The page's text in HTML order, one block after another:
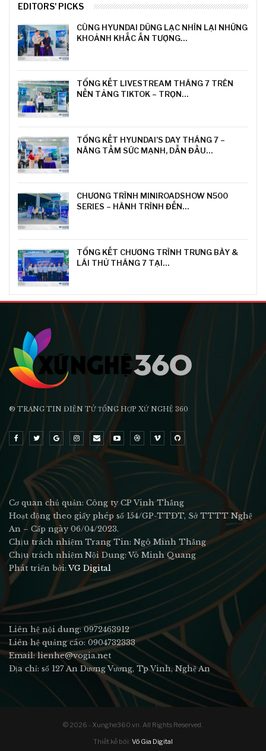
EDITORS' PICKS
CÙNG HYUNDAI DŨNG LẠC NHÌN LẠI NHỮNG
KHOẢNH KHẮC ẤN TƯỢNG…
TỔNG KẾT LIVESTREAM THÁNG 7 TRÊN
NỀN TẢNG TIKTOK – TRỌN…
TỔNG KẾT HYUNDAI’S DAY THÁNG 7 –
NÂNG TẦM SỨC MẠNH, DẪN ĐẦU…
CHƯƠNG TRÌNH MINIROADSHOW N500
SERIES – HÀNH TRÌNH ĐẾN…
TỔNG KẾT CHƯƠNG TRÌNH TRƯNG BÀY &
LÁI THỬ THÁNG 7 TẠI…
® TRANG TIN ĐIỆN TỬ ТỔNG HỢP XỨ NGHỆ 360
Cơ quan chủ quản: Công ty CP Vinh Thắng
Hoạt động theo giấy phép số 154/GP-TTĐT, Sở TTTT Nghệ
An – Cấp ngày 06/04/2023.
Chịu trách nhiệm Trang Tin: Ngô Minh Thắng
Chịu trách nhiệm Nội Dung: Võ Minh Quang
Phát triển bởi:VG Digital
Liên hệ nội dung: 0972463912
Liên hệ quảng cáo: 0904732333
Email: lienhe@vogia.net
Địa chỉ: số 127 An Dương Vương, Tp Vinh, Nghệ An
© 2026 - Xunghe360.vn. All Rights Reserved.
Thiết kế bởi: Võ Gia Digital